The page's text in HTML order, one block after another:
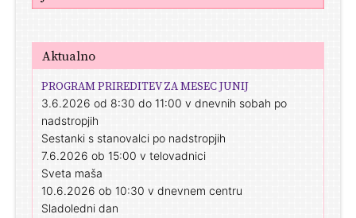
Aktualno
PROGRAM PRIREDITEV ZA MESEC JUNIJ
3.6.2026 od 8:30 do 11:00 v dnevnih sobah po
nadstropjih
Sestanki s stanovalci po nadstropjih
7.6.2026 ob 15:00 v telovadnici
Sveta maša
10.6.2026 ob 10:30 v dnevnem centru
Sladoledni dan